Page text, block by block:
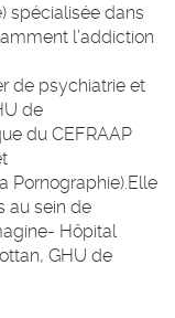
spécialisée dans
l’addiction
de psychiatrie et
de
du CEFRAAP
Pornographie).Elle
au sein de
Hôpital
GHU de